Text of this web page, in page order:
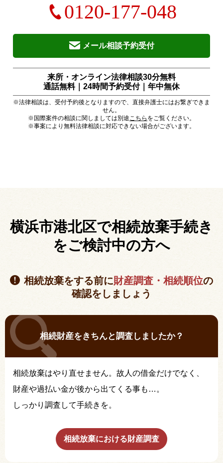
0120-177-048
メール相談予約受付
来所・オンライン法律相談30分無料
通話無料｜24時間予約受付｜ 年中無休
※法律相談は、受付予約後となりますので、直接弁護士にはお繋ぎできま
せん。
※国際案件の相談に関しましては別途こちら をご覧ください。
※事案により無料法律相談に対応できない場合がございます。
横浜市港北区で相続放棄手続き
をご検討中の方へ
相続放棄をする前に財産調査・相続順位の
確認をしましょう
相続財産をきちんと調査しましたか？
相続放棄はやり直せません。故人の借金だけでなく、
財産や過払い金が後から出てくる事も…。
しっかり調査して手続きを。
相続放棄における財産調査